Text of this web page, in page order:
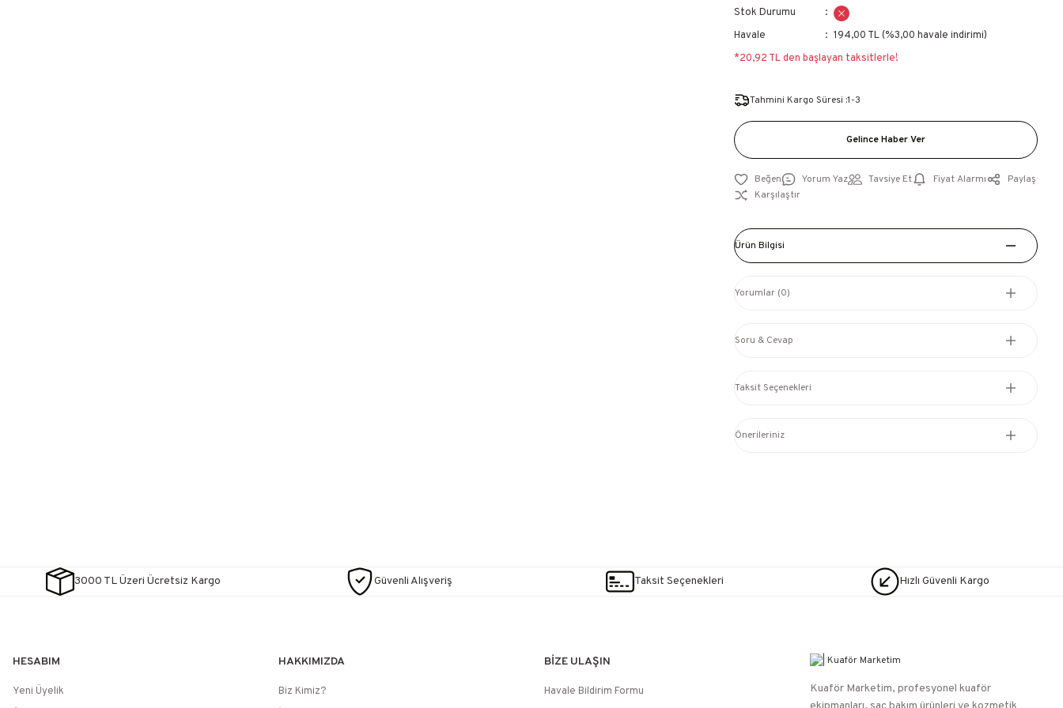
Stok Durumu
Havale
194,00 TL (%3,00 havale indirimi)
*20,92 TL den başlayan taksitlerle!
Tahmini Kargo Süresi :1-3
Gelince Haber Ver
Yorum Yaz Tavsiye Et Fiyat Alarmı
Paylaş
Karşılaştır
Ürün Bilgisi
Yorumlar (0)
Soru & Cevap
Taksit Seçenekleri
Önerileriniz
3000 TL Üzeri Ücretsiz Kargo Güvenli Alışveriş Taksit Seçenekleri Hızlı Güvenli Kargo
HESABIM
Yeni Üyelik
HAKKIMIZDA
Biz Kimiz?
BİZE ULAŞIN
Havale Bildirim Formu
Kuaför Marketim, profesyonel kuaför